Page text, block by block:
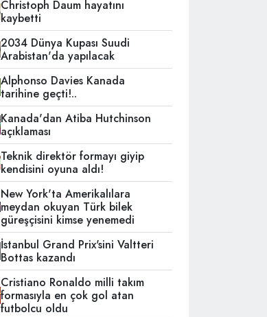
Christoph Daum hayatını
kaybetti
2034 Dünya Kupası Suudi
Arabistan'da yapılacak
Alphonso Davies Kanada
tarihine geçti!..
Kanada'dan Atiba Hutchinson
açıklaması
Teknik direktör formayı giyip
kendisini oyuna aldı!
New York'ta Amerikalılara
meydan okuyan Türk bilek
güreşçisini kimse yenemedi
İstanbul Grand Prix'sini Valtteri
Bottas kazandı
Cristiano Ronaldo milli takım
formasıyla en çok gol atan
futbolcu oldu